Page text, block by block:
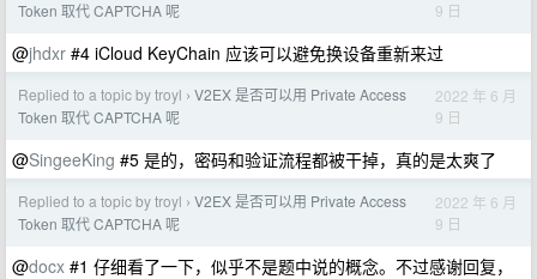
Token 取代 CAPTCHA 呢
9 日
@jhdxr #4 iCloud KeyChain 应该可以避免换设备重新来过
Replied to a topic by troyl › V2EX 是否可以用 Private Access
Token 取代 CAPTCHA 呢
2022 年 6 月
9 日
@SingeeKing #5 是的，密码和验证流程都被干掉，真的是太爽了
Replied to a topic by troyl › V2EX 是否可以用 Private Access
Token 取代 CAPTCHA 呢
2022 年 6 月
9 日
@docx #1 仔细看了一下，似乎不是题中说的概念。不过感谢回复，